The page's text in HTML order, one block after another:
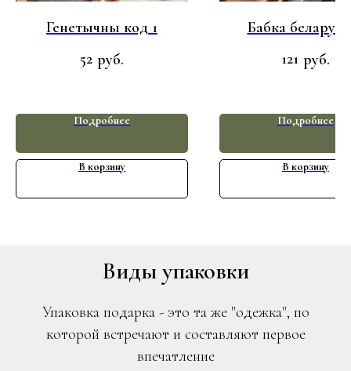
Генетычны код 1
52 руб.
Подробнее
В корзину
Бабка
121 руб.
Подробнее
В корзину
Виды упаковки
Упаковка подарка - это та же "одежка", по
которой встречают и составляют первое
впечатление